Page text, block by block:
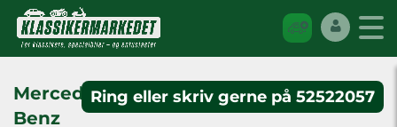
Ring eller skriv gerne på 52522057
Mercedes-
Benz